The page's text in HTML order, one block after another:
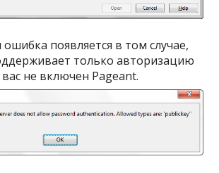
появляется в том случае,
только авторизацию
не включен Pageant.